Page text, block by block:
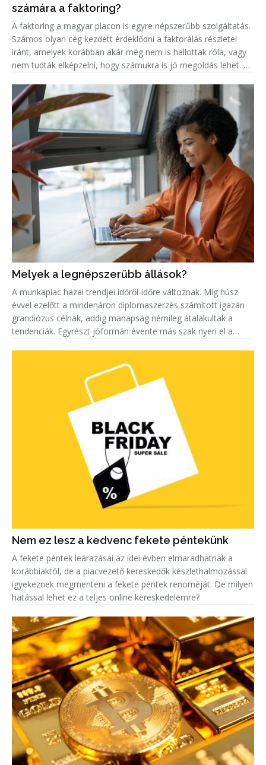
számára a faktoring?
A faktoring a magyar piacon is egyre népszerűbb szolgáltatás.
Számos olyan cég kezdett érdeklődni a faktorálás részletei
iránt, amelyek korábban akár még nem is hallottak róla, vagy
nem tudták elképzelni, hogy számukra is jó megoldás lehet. A
Melyek a legnépszerűbb állások?
A munkapiac hazai trendjei időről-időre változnak. Míg húsz
évvel ezelőtt a mindenáron diplomaszerzés számított igazán
grandiózus célnak, addig manapság némileg átalakultak a
tendenciák. Egyrészt jóformán évente más szak nyeri el a
Nem ez lesz a kedvenc fekete péntekünk
A fekete péntek leárazásai az idei évben elmaradhatnak a
korábbiaktól, de a piacvezető kereskedők készlethalmozással
igyekeznek megmenteni a fekete péntek renoméját. De milyen
hatással lehet ez a teljes online kereskedelemre?